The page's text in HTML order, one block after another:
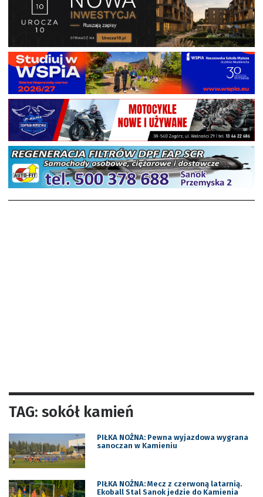
TAG: sokół kamień
PIŁKA NOŻNA: Pewna wyjazdowa wygrana
sanoczan w Kamieniu
PIŁKA NOŻNA: Mecz z czerwoną latarnią.
Ekoball Stal Sanok jedzie do Kamienia